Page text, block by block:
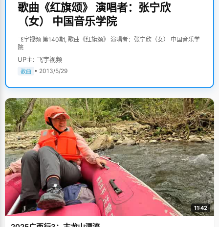
歌曲《红旗颂》 演唱者：张宁欣
（女） 中国音乐学院
飞宇视频 第140期, 歌曲《红旗颂》 演唱者：张宁欣（女） 中国音乐学
院
UP主: 飞宇视频
歌曲 • 2013/5/29
11:42